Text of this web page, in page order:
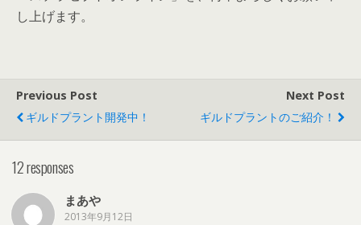
し上げます。
Previous Post
ギルドプラント開発中！
Next Post
ギルドプラントのご紹介！
12 responses
まあや
2013年9月12日